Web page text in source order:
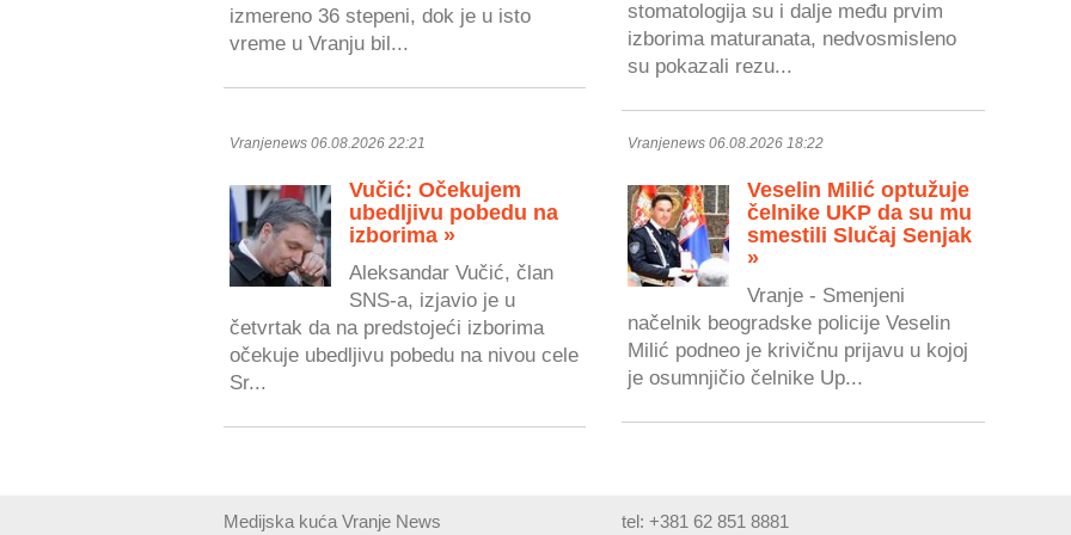
izmereno 36 stepeni, dok je u isto
vreme u Vranju bil...
stomatologija su i dalje među prvim
izborima maturanata, nedvosmisleno
su pokazali rezu...
Vranjenews 06.08.2026 22:21
Vučić: Očekujem
ubedljivu pobedu na
izborima »
Aleksandar Vučić, član
SNS-a, izjavio je u
četvrtak da na predstojeći izborima
očekuje ubedljivu pobedu na nivou cele
Sr...
Vranjenews 06.08.2026 18:22
Veselin Milić optužuje
čelnike UKP da su mu
smestili Slučaj Senjak
»
Vranje - Smenjeni
načelnik beogradske policije Veselin
Milić podneo je krivičnu prijavu u kojoj
je osumnjičio čelnike Up...
Medijska kuća Vranje News tel: +381 62 851 8881